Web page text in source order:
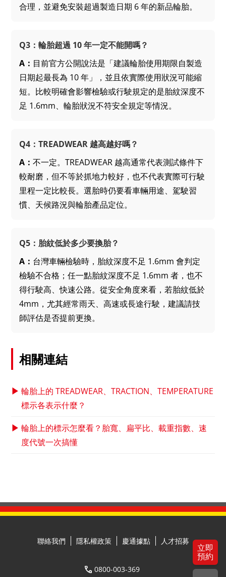
合理，並避免安裝超過製造日期 6 年的新品輪胎。
Q3：輪胎超過 10 年一定不能開嗎？
A： 目前官方公開說法是「建議輪胎使用期限自製造
日期起最長為 10 年」，並且依實際使用狀況可能縮
短。比較明確會影響檢驗或行駛規定的是胎紋深度不
足 1.6mm、輪胎狀況不符安全規定等情況。
Q4：TREADWEAR 越高越好嗎？
A：不一定。TREADWEAR 越高通常代表測試條件下
較耐磨，但不等於抓地力較好，也不代表實際可行駛
里程一定比較長。選胎時仍要看車輛用途、駕駛習
慣、天候路況與輪胎產品定位。
Q5：胎紋低於多少要換胎？
A： 台灣車輛檢驗時，胎紋深度不足 1.6mm 會判定
檢驗不合格；任一點胎紋深度不足 1.6mm 者，也不
得行駛高、快速公路。從安全角度來看，若胎紋低於
4mm，尤其經常雨天、高速或長途行駛，建議請技
師評估是否提前更換。
相關連結
▶ 輪胎上的 TREADWEAR、TRACTION、TEMPERATURE
標示各表示什麼？
▶ 輪胎上的標示怎麼看？胎寬、扁平比、載重指數、速
度代號一次搞懂
聯絡我們 隱私權政策 慶通據點 人才招募
0800-003-369
立即
預約